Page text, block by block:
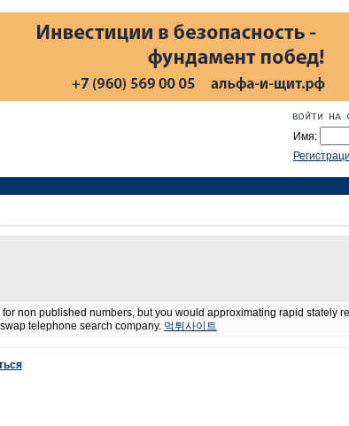
Имя:
non published numbers, but you would approximating rapid stately
telephone search company. 먹튀사이트